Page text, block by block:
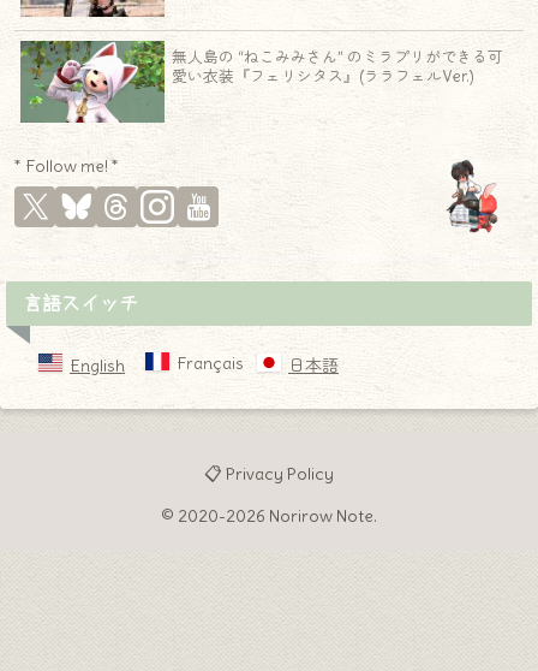
無人島の “ねこみみさん” のミラプリができる可
愛い衣装『フェリシタス』(ララフェルVer.)
* Follow me! *
言語スイッチ
English Français 日本語
📋 Privacy Policy
© 2020-2026 Norirow Note.